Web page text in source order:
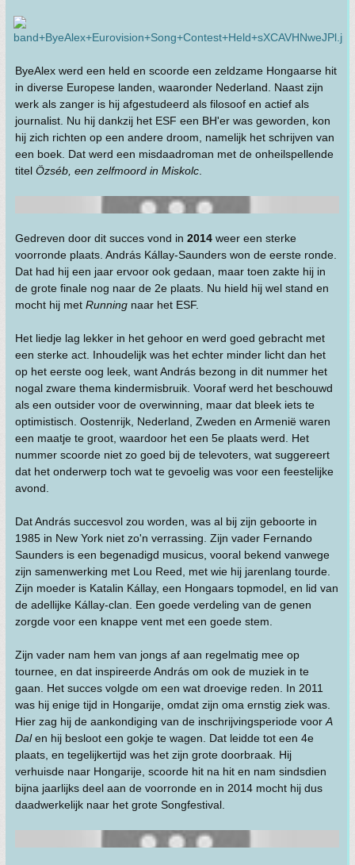
ByeAlex werd een held en scoorde een zeldzame Hongaarse hit
in diverse Europese landen, waaronder Nederland. Naast zijn
werk als zanger is hij afgestudeerd als filosoof en actief als
journalist. Nu hij dankzij het ESF een BH'er was geworden, kon
hij zich richten op een andere droom, namelijk het schrijven van
een boek. Dat werd een misdaadroman met de onheilspellende
titel Özséb, een zelfmoord in Miskolc
Gedreven door dit succes vond in 2014 weer een sterke
voorronde plaats. András Kállay-Saunders won de eerste ronde.
Dat had hij een jaar ervoor ook gedaan, maar toen zakte hij in
de grote finale nog naar de 2e plaats. Nu hield hij wel stand en
mocht hij met Running naar het ESF.
Het liedje lag lekker in het gehoor en werd goed gebracht met
een sterke act. Inhoudelijk was het echter minder licht dan het
op het eerste oog leek, want András bezong in dit nummer het
nogal zware thema kindermisbruik. Vooraf werd het beschouwd
als een outsider voor de overwinning, maar dat bleek iets te
optimistisch. Oostenrijk, Nederland, Zweden en Armenië waren
een maatje te groot, waardoor het een 5e plaats werd. Het
nummer scoorde niet zo goed bij de televoters, wat suggereert
dat het onderwerp toch wat te gevoelig was voor een feestelijke
avond.
Dat András succesvol zou worden, was al bij zijn geboorte in
1985 in New York niet zo'n verrassing. Zijn vader Fernando
Saunders is een begenadigd musicus, vooral bekend vanwege
zijn samenwerking met Lou Reed, met wie hij jarenlang tourde.
Zijn moeder is Katalin Kállay, een Hongaars topmodel, en lid van
de adellijke Kállay-clan. Een goede verdeling van de genen
zorgde voor een knappe vent met een goede stem.
Zijn vader nam hem van jongs af aan regelmatig mee op
tournee, en dat inspireerde András om ook de muziek in te
gaan. Het succes volgde om een wat droevige reden. In 2011
was hij enige tijd in Hongarije, omdat zijn oma ernstig ziek was.
Hier zag hij de aankondiging van de inschrijvingsperiode voor A
Dalen hij besloot een gokje te wagen. Dat leidde tot een 4e
plaats, en tegelijkertijd was het zijn grote doorbraak. Hij
verhuisde naar Hongarije, scoorde hit na hit en nam sindsdien
bijna jaarlijks deel aan de voorronde en in 2014 mocht hij dus
daadwerkelijk naar het grote Songfestival.